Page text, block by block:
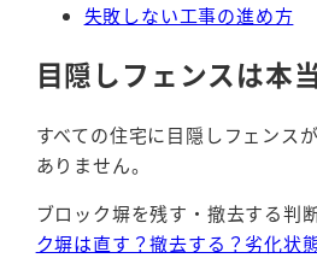
失敗しない工事の進め方
目隠しフェンスは本
すべての住宅に目隠しフェンス
ありません。
ブロック塀を残す・撤去する判
ク塀は直す？撤去する？劣化状